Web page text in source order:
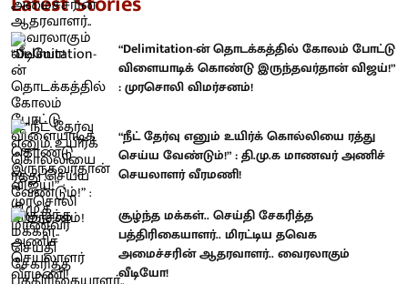
“Delimitation-ன் தொடக்கத்தில் கோலம் போட்டு
விளையாடிக் கொண்டு இருந்தவர்தான் விஜய்!”
: முரசொலி விமர்சனம்!
“நீட் தேர்வு எனும் உயிர்க் கொல்லியை ரத்து
செய்ய வேண்டும்!” : தி.மு.க மாணவர் அணிச்
செயலாளர் வீரமணி!
சூழ்ந்த மக்கள்.. செய்தி சேகரித்த
பத்திரிகையாளர்.. மிரட்டிய தவெக
அமைச்சரின் ஆதரவாளர்.. வைரலாகும்
வீடியோ!